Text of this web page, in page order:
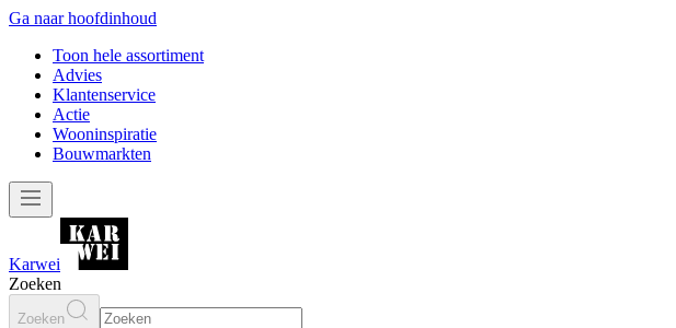
Ga naar hoofdinhoud
Toon hele assortiment
Advies
Klantenservice
Actie
Wooninspiratie
Bouwmarkten
Karwei
Zoeken
Zoeken